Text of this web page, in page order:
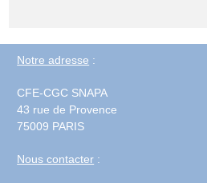
Notre adresse :
CFE-CGC SNAPA
43 rue de Provence
75009 PARIS
Nous contacter :